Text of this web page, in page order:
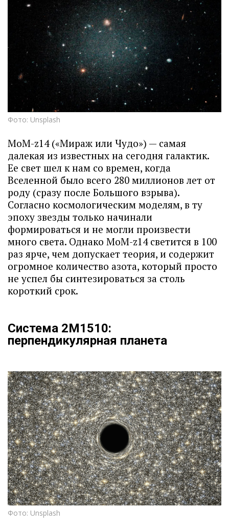
Фото: Unsplash
MoM-z14 («Мираж или Чудо») — самая
далекая из известных на сегодня галактик.
Ее свет шел к нам со времен, когда
Вселенной было всего 280 миллионов лет от
роду (сразу после Большого взрыва).
Согласно космологическим моделям, в ту
эпоху звезды только начинали
формироваться и не могли произвести
много света. Однако MoM-z14 светится в 100
раз ярче, чем допускает теория, и содержит
огромное количество азота, который просто
не успел бы синтезироваться за столь
короткий срок.
Система 2M1510:
перпендикулярная планета
Фото: Unsplash